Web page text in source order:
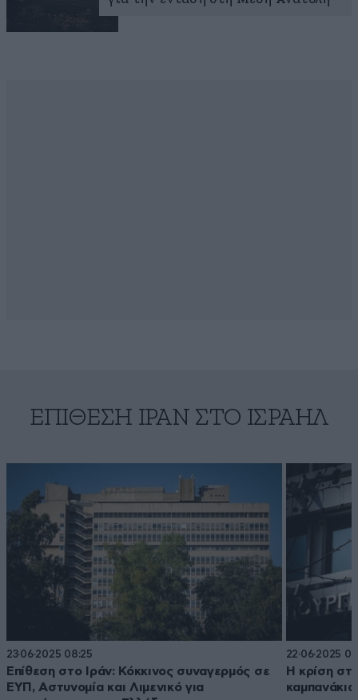
ΕΠΊΘΕΣΗ ΙΡΆΝ ΣΤΟ ΙΣΡΑΉΛ
23·06·2025 08:25
Επίθεση στο Ιράν: Κόκκινος συναγερμός σε
ΕΥΠ, Αστυνομία και Λιμενικό για
22·06·2025
Η κρίση
καμπανάκια